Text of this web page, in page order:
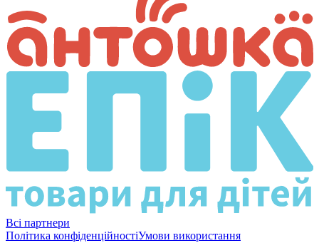
Всі партнери
Політика конфіденційностіУмови використання